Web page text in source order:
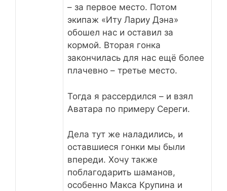
– за первое место. Потом
экипаж «Иту Лариу Дэна»
обошел нас и оставил за
кормой. Вторая гонка
закончилась для нас ещё более
плачевно – третье место.
Тогда я рассердился – и взял
Аватара по примеру Сереги.
Дела тут же наладились, и
оставшиеся гонки мы были
впереди. Хочу также
поблагодарить шаманов,
особенно Макса Крупина и